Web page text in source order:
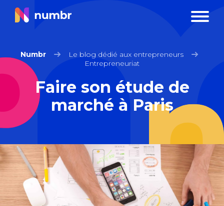
Numbr
Le blog dédié aux entrepreneurs
Entrepreneuriat
Faire son étude de
marché à Paris